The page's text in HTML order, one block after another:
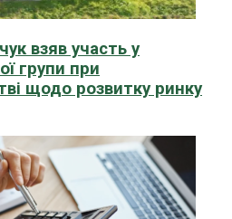
взяв участь у
групи при
щодо розвитку ринку